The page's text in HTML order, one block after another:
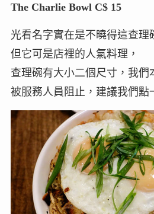
The Charlie Bowl C$ 15
光看名字實在是不曉得這查理
但它可是店裡的人氣料理，
查理碗有大小二個尺寸，我們
被服務人員阻止，建議我們點